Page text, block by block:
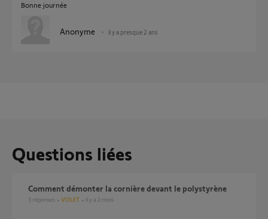
Bonne journée
Anonyme il y a presque 2 ans
Questions liées
Comment démonter la cornière devant le polystyrène
3 réponses VOLET il y a 2 mois